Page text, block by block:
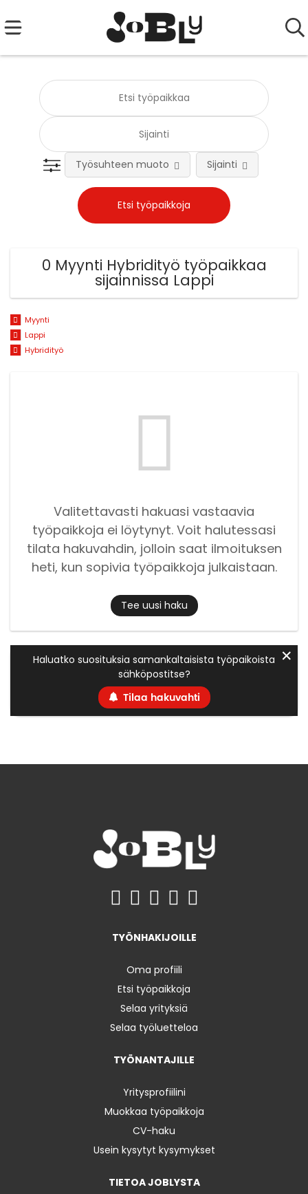
Työsuhteen muoto Sijainti
0 Myynti Hybridityö työpaikkaa
sijainnissa Lappi
Myynti
Lappi
Hybridityö
Valitettavasti hakuasi vastaavia
työpaikkoja ei löytynyt. Voit halutessasi
tilata hakuvahdin, jolloin saat ilmoituksen
heti, kun sopivia työpaikkoja julkaistaan.
Tee uusi haku
Haluatko suosituksia samankaltaisista työpaikoista
sähköpostitse?
Tilaa hakuvahti
✕
TYÖNHAKIJOILLE
Oma profiili
Etsi työpaikkoja
Selaa yrityksiä
Selaa työluetteloa
TYÖNANTAJILLE
Yritysprofiilini
Muokkaa työpaikkoja
CV-haku
Usein kysytyt kysymykset
TIETOA JOBLYSTA